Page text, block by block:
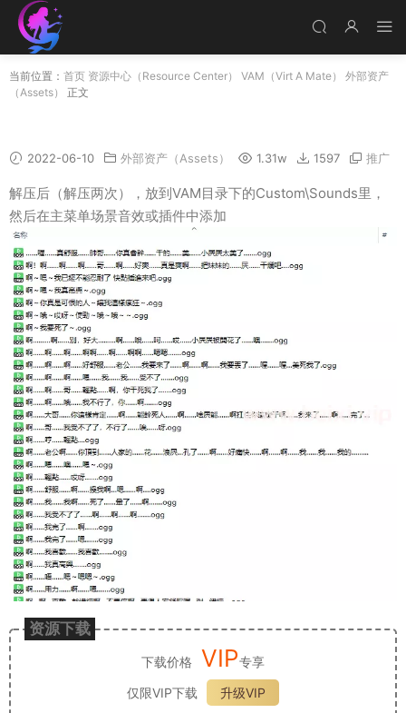
当前位置： 首页 资源中心（Resource Center） VAM（Virt A Mate）
外部资产
（Assets）
正文
2022-06-10 外部资产（Assets） 1.31w 1597 推广
解压后（解压两次），放到VAM目录下的Custom\Sounds里，
然后在主菜单场景音效或插件中添加
资源下载
下载价格 VIP专享
仅限VIP下载
升级VIP